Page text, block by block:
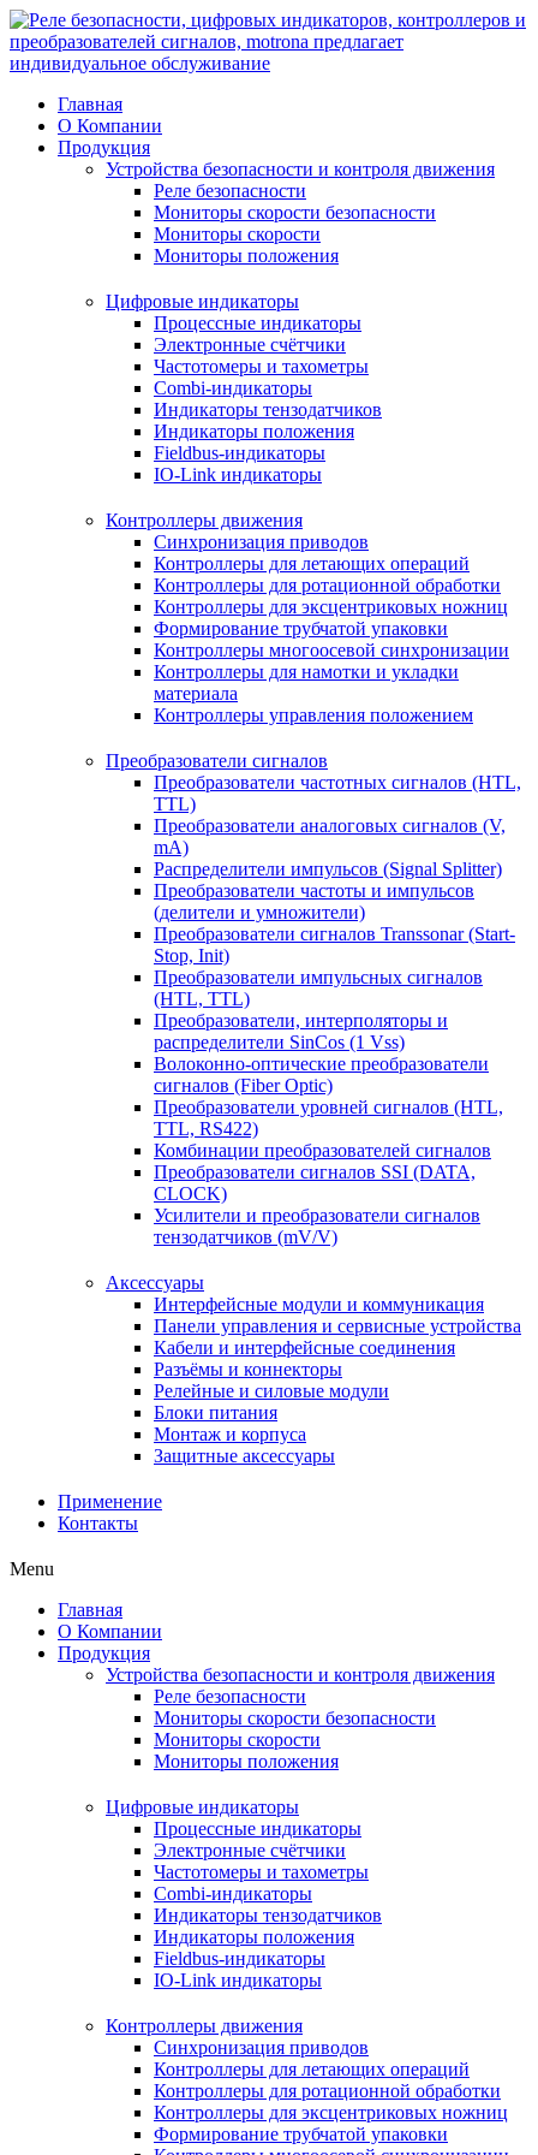
Перейти
к
содержимому
Главная
О Компании
Продукция
Устройства безопасности и контроля движения
Реле безопасности
Мониторы скорости безопасности
Мониторы скорости
Мониторы положения
Цифровые индикаторы
Процессные индикаторы
Электронные счётчики
Частотомеры и тахометры
Combi-индикаторы
Индикаторы тензодатчиков
Индикаторы положения
Fieldbus-индикаторы
IO-Link индикаторы
Контроллеры движения
Синхронизация приводов
Контроллеры для летающих операций
Контроллеры для ротационной обработки
Контроллеры для эксцентриковых ножниц
Формирование трубчатой упаковки
Контроллеры многоосевой синхронизации
Контроллеры для намотки и укладки
материала
Контроллеры управления положением
Преобразователи сигналов
Преобразователи частотных сигналов (HTL,
TTL)
Преобразователи аналоговых сигналов (V,
mA)
Распределители импульсов (Signal Splitter)
Преобразователи частоты и импульсов
(делители и умножители)
Преобразователи сигналов Transsonar (Start-
Stop, Init)
Преобразователи импульсных сигналов
(HTL, TTL)
Преобразователи, интерполяторы и
распределители SinCos (1 Vss)
Волоконно-оптические преобразователи
сигналов (Fiber Optic)
Преобразователи уровней сигналов (HTL,
TTL, RS422)
Комбинации преобразователей сигналов
Преобразователи сигналов SSI (DATA,
CLOCK)
Усилители и преобразователи сигналов
тензодатчиков (mV/V)
Аксессуары
Интерфейсные модули и коммуникация
Панели управления и сервисные устройства
Кабели и интерфейсные соединения
Разъёмы и коннекторы
Релейные и силовые модули
Блоки питания
Монтаж и корпуса
Защитные аксессуары
Применение
Контакты
Menu
Главная
О Компании
Продукция
Устройства безопасности и контроля движения
Реле безопасности
Мониторы скорости безопасности
Мониторы скорости
Мониторы положения
Цифровые индикаторы
Процессные индикаторы
Электронные счётчики
Частотомеры и тахометры
Combi-индикаторы
Индикаторы тензодатчиков
Индикаторы положения
Fieldbus-индикаторы
IO-Link индикаторы
Контроллеры движения
Синхронизация приводов
Контроллеры для летающих операций
Контроллеры для ротационной обработки
Контроллеры для эксцентриковых ножниц
Формирование трубчатой упаковки